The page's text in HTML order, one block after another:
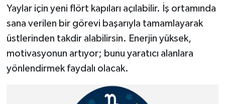
Yaylar için yeni flört kapıları açılabilir. İş ortamında
sana verilen bir görevi başarıyla tamamlayarak
üstlerinden takdir alabilirsin. Enerjin yüksek,
motivasyonun artıyor; bunu yaratıcı alanlara
yönlendirmek faydalı olacak.